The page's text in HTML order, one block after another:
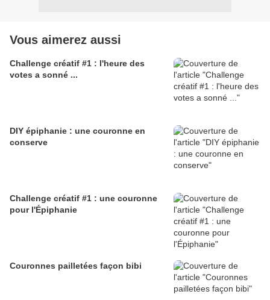
Vous aimerez aussi
Challenge créatif #1 : l'heure des
votes a sonné ...
DIY épiphanie : une couronne en
conserve
Challenge créatif #1 : une couronne
pour l'Épiphanie
Couronnes pailletées façon bibi